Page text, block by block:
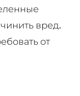
вред.
от